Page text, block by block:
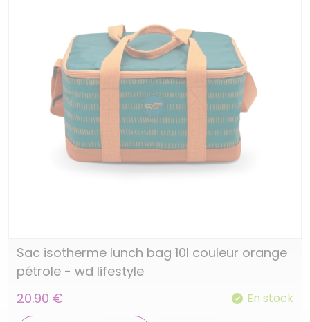
Sac isotherme lunch bag 10l couleur orange
pétrole - wd lifestyle
20.90 €
En stock